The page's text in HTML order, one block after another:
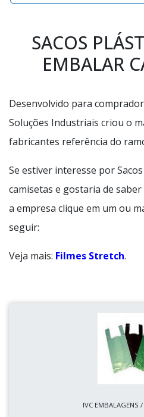
SACOS
EMBALAR
Desenvolvido para
Soluções Industriais criou o
fabricantes referência do
Se estiver interesse por
camisetas e gostaria de
a empresa clique em um ou
seguir:
Veja mais: Filmes Stretch.
IVC EMBALAGENS